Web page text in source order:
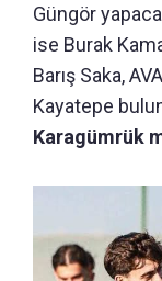
Güngör
ise Burak
Barış Saka,
Kayatepe
Karagümrük